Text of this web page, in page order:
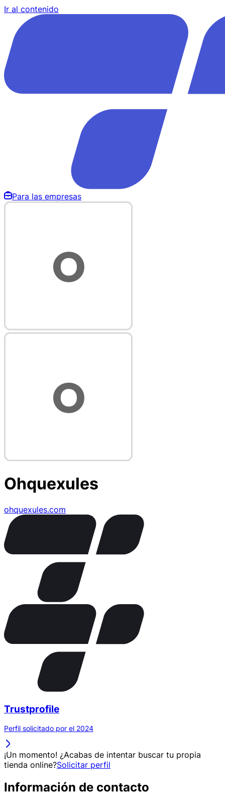
Ir al contenido
Para las empresas
Ohquexules
ohquexules.com
Trustprofile
Perfil solicitado por el 2024
¡Un momento! ¿Acabas de intentar buscar tu propia
tienda online?Solicitar perfil
Información de contacto